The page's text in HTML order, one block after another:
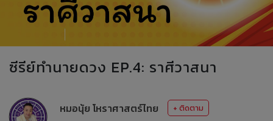
ซีรีย์ทำนายดวง EP.4: ราศีวาสนา
หมอนุ้ย โหราศาสตร์ไทย
+ ติดตาม